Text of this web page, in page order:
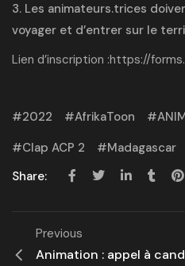
3. Les animateurs.trices
voyager et d’entrer sur le
Lien d’inscription :https://
2022 AfrikaToon
Clap ACP 2
Madagascar
Share:
Previous
Animation : appel à